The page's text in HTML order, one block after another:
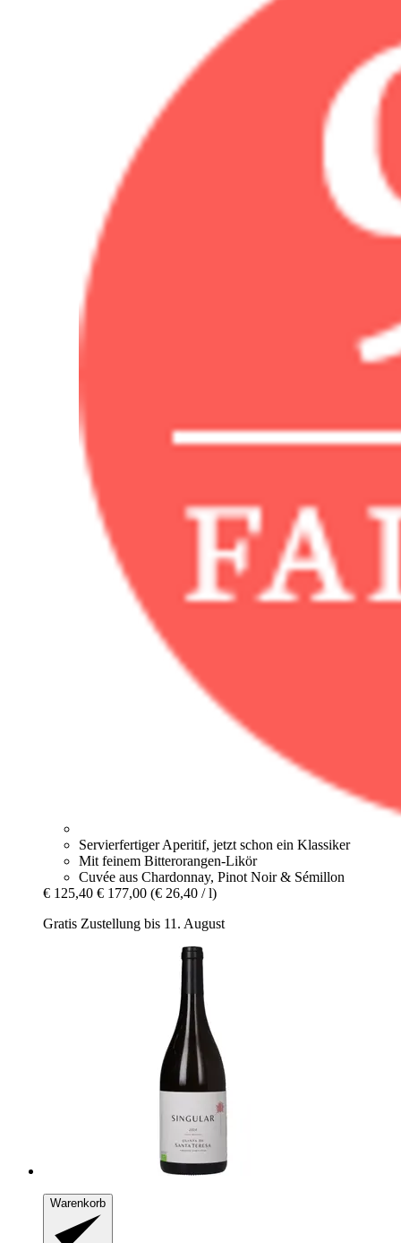
Servierfertiger Aperitif, jetzt schon ein Klassiker
Mit feinem Bitterorangen-Likör
Cuvée aus Chardonnay, Pinot Noir & Sémillon
€ 125,40 € 177,00 (€ 26,40 / l)
Gratis Zustellung bis 11. August
Warenkorb